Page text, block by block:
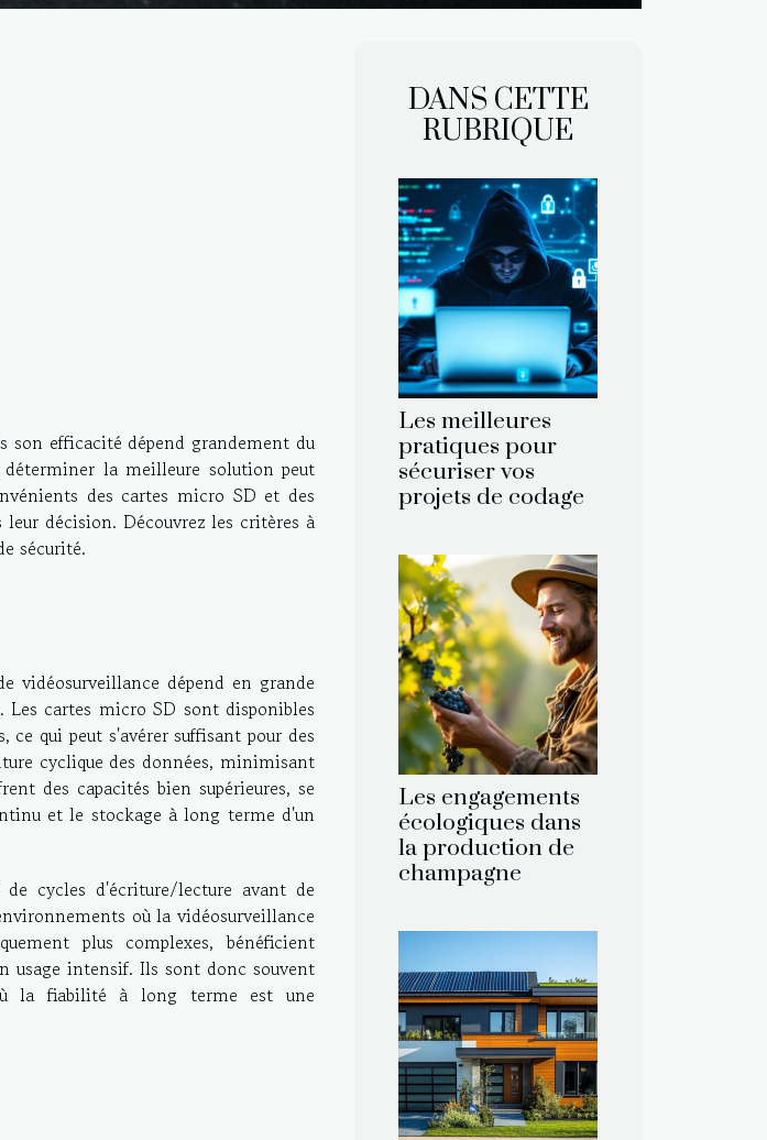
son efficacité dépend grandement du
la meilleure solution peut
des cartes micro SD et des
décision. Découvrez les critères à
sécurité.
vidéosurveillance dépend en grande
Les cartes micro SD sont disponibles
ce qui peut s'avérer suffisant pour des
cyclique des données, minimisant
des capacités bien supérieures, se
et le stockage à long terme d'un
cycles d'écriture/lecture avant de
où la vidéosurveillance
plus complexes, bénéficient
usage intensif. Ils sont donc souvent
la fiabilité à long terme est une
DANS CETTE
RUBRIQUE
Les meilleures
pratiques pour
sécuriser vos
projets de codage
Les engagements
écologiques dans
la production de
champagne